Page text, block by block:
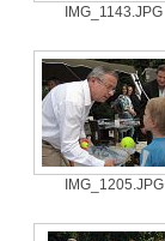
IMG_1143.JPG
IMG_1205.JPG